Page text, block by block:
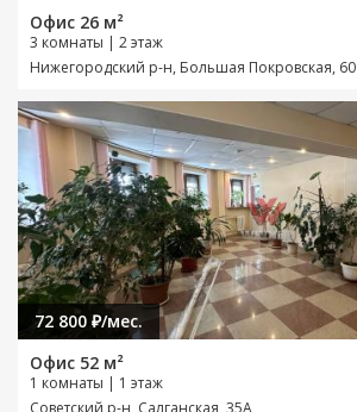
Офис 26 м²
3 комнаты | 2 этаж
Нижегородский р-н, Большая Покровская, 60
72 800 ₽/мес.
Офис 52 м²
1 комнаты | 1 этаж
Советский р-н, Салганская, 35А